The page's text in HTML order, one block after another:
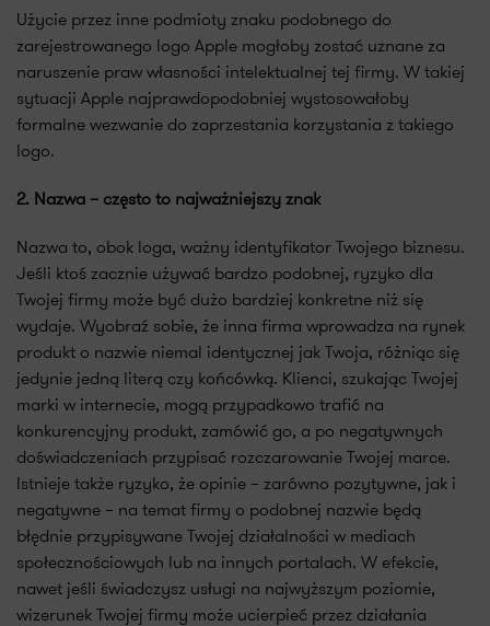
Użycie przez inne podmioty znaku podobnego do
zarejestrowanego logo Apple mogłoby zostać uznane za
naruszenie praw własności intelektualnej tej firmy. W takiej
sytuacji Apple najprawdopodobniej wystosowałoby
formalne wezwanie do zaprzestania korzystania z takiego
logo.
2. Nazwa – często to najważniejszy znak
Nazwa to, obok loga, ważny identyfikator Twojego biznesu.
Jeśli ktoś zacznie używać bardzo podobnej, ryzyko dla
Twojej firmy może być dużo bardziej konkretne niż się
wydaje. Wyobraź sobie, że inna firma wprowadza na rynek
produkt o nazwie niemal identycznej jak Twoja, różniąc się
jedynie jedną literą czy końcówką. Klienci, szukając Twojej
marki w internecie, mogą przypadkowo trafić na
konkurencyjny produkt, zamówić go, a po negatywnych
doświadczeniach przypisać rozczarowanie Twojej marce.
Istnieje także ryzyko, że opinie – zarówno pozytywne, jak i
negatywne – na temat firmy o podobnej nazwie będą
błędnie przypisywane Twojej działalności w mediach
społecznościowych lub na innych portalach. W efekcie,
nawet jeśli świadczysz usługi na najwyższym poziomie,
wizerunek Twojej firmy może ucierpieć przez działania